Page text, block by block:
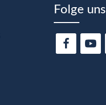
Folge uns